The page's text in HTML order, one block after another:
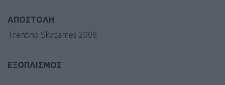
ΑΠΟΣΤΟΛΗ
Trentino Skygames 2008
ΕΞΟΠΛΙΣΜΟΣ